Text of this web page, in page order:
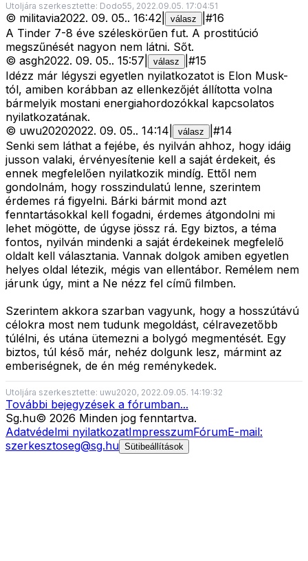
Utoljára szerkesztette: Dodo55, 2022.09.05. 17:04:51
© militavia2022. 09. 05.. 16:42 válasz #16
A Tinder 7-8 éve széleskörűen fut. A prostitúció
megszűnését nagyon nem látni. Sőt.
© asgh2022. 09. 05.. 15:57 válasz #15
Idézz már légyszi egyetlen nyilatkozatot is Elon Musk-
tól, amiben korábban az ellenkezőjét állította volna
bármelyik mostani energiahordozókkal kapcsolatos
nyilatkozatának.
© uwu20202022. 09. 05.. 14:14 válasz #14
Senki sem láthat a fejébe, és nyilván ahhoz, hogy idáig
jusson valaki, érvényesítenie kell a saját érdekeit, és
ennek megfelelően nyilatkozik mindíg. Ettől nem
gondolnám, hogy rosszindulatú lenne, szerintem
érdemes rá figyelni. Bárki bármit mond azt
fenntartásokkal kell fogadni, érdemes átgondolni mi
lehet mögötte, de úgyse jössz rá. Egy biztos, a téma
fontos, nyilván mindenki a saját érdekeinek megfelelő
oldalt kell választania. Vannak dolgok amiben egyetlen
helyes oldal létezik, mégis van ellentábor. Remélem nem
járunk úgy, mint a Ne nézz fel című filmben.
Szerintem akkora szarban vagyunk, hogy a hosszútávú
célokra most nem tudunk megoldást, célravezetőbb
túlélni, és utána ütemezni a bolygó megmentését. Egy
biztos, túl késő már, nehéz dolgunk lesz, mármint az
emberiségnek, de én még reménykedek.
Utoljára szerkesztette: uwu2020, 2022.09.05. 14:19:32
További bejegyzések a fórumban...
Sg.hu© 2026 Minden jog fenntartva.
Adatvédelmi nyilatkozatImpresszumFórumE-mail:
szerkesztoseg@sg.hu Sütibeállítások